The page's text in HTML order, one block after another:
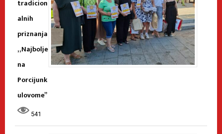
tradicion
alnih
priznanja
„Najbolje
na
Porcijunk
ulovome”
541